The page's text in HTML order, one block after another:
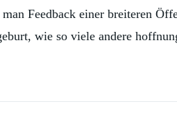
Feedback einer breiteren
wie so viele andere